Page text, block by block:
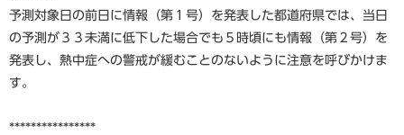
予測対象日の前日に情報（第１号）を発表した都道府県では、当日
の予測が３３未満に低下した場合でも５時頃にも情報（第２号）を
発表し、熱中症への警戒が緩むことのないように注意を呼びかけま
す。
****************